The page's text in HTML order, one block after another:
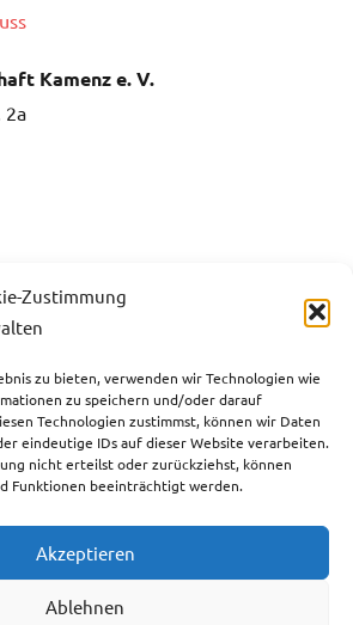
Zustimmung
zu bieten, verwenden wir Technologien wie
zu speichern und/oder darauf
Technologien zustimmst, können wir Daten
eindeutige IDs auf dieser Website verarbeiten.
nicht erteilst oder zurückziehst, können
Funktionen beeinträchtigt werden.
Akzeptieren
Ablehnen
Kamenz e. V.
2a
Dresden
3110 0013 05